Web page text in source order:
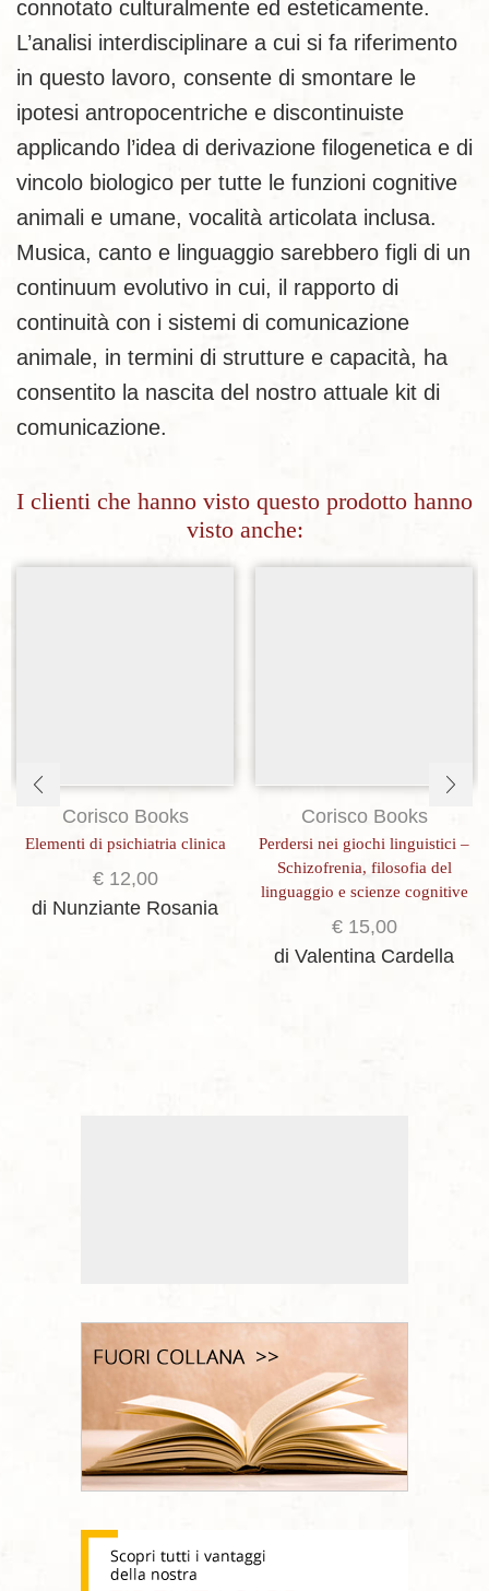
connotato culturalmente ed esteticamente.
L’analisi interdisciplinare a cui si fa riferimento
in questo lavoro, consente di smontare le
ipotesi antropocentriche e discontinuiste
applicando l’idea di derivazione filogenetica e di
vincolo biologico per tutte le funzioni cognitive
animali e umane, vocalità articolata inclusa.
Musica, canto e linguaggio sarebbero figli di un
continuum evolutivo in cui, il rapporto di
continuità con i sistemi di comunicazione
animale, in termini di strutture e capacità, ha
consentito la nascita del nostro attuale kit di
comunicazione.
I clienti che hanno visto questo prodotto hanno
visto anche:
Corisco Books
Elementi di psichiatria clinica
€12,00
di Nunziante Rosania
Corisco Books
Perdersi nei giochi linguistici –
Schizofrenia, filosofia del
linguaggio e scienze cognitive
€15,00
di Valentina Cardella